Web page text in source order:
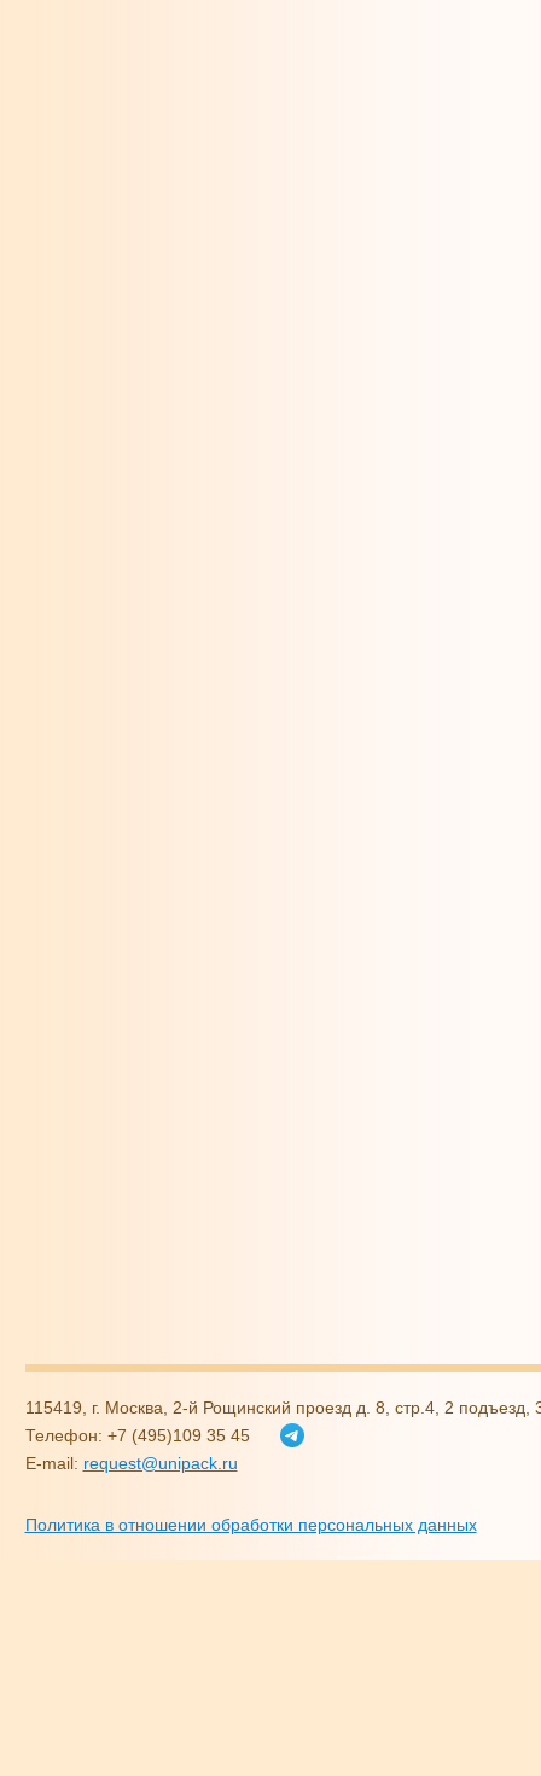
115419, г. Москва, 2-й Рощинский проезд д. 8, стр.4, 2
Телефон: +7 (495)109 35 45
E-mail: request@unipack.ru
Политика в отношении обработки персональных данных